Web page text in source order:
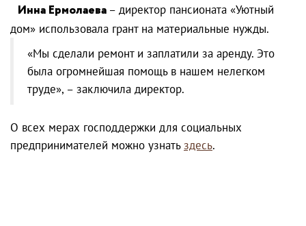
Инна Ермолаева – директор пансионата «Уютный
дом» использовала грант на материальные нужды.
«Мы сделали ремонт и заплатили за аренду. Это
была огромнейшая помощь в нашем нелегком
труде», – заключила директор.
О всех мерах господдержки для социальных
предпринимателей можно узнатьздесь.